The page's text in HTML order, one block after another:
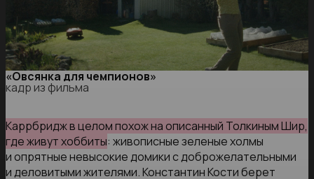
«Овсянка для чемпионов»
кадр из фильма
Каррбридж в целом похож на описанный Толкиным Шир,
где живут хоббиты: живописные зеленые холмы
и опрятные невысокие домики с доброжелательными
и деловитыми жителями. Константин Кости берет